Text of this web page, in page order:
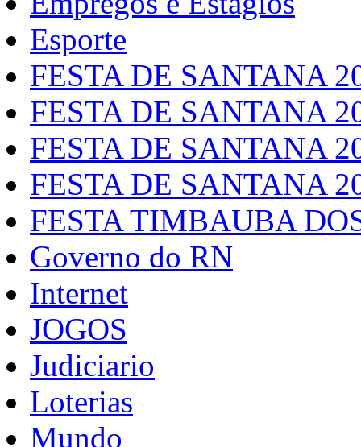
Esporte
FESTA DE SANTANA
FESTA DE SANTANA
FESTA DE SANTANA
FESTA DE SANTANA
FESTA TIMBAUBA
Governo do RN
Internet
JOGOS
Judiciario
Loterias
Mundo